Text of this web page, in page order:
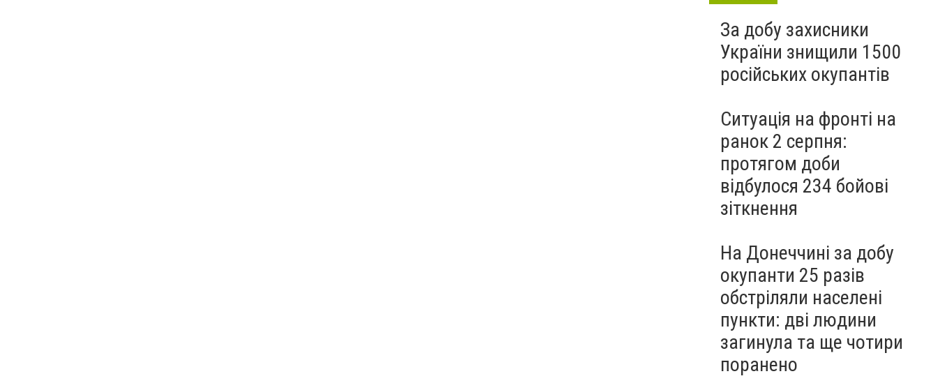
розслідування
За добу захисники
України знищили 1500
російських окупантів
Ситуація на фронті на
ранок 2 серпня:
протягом доби
відбулося 234 бойові
зіткнення
На Донеччині за добу
окупанти 25 разів
обстріляли населені
пункти: дві людини
загинула та ще чотири
поранено